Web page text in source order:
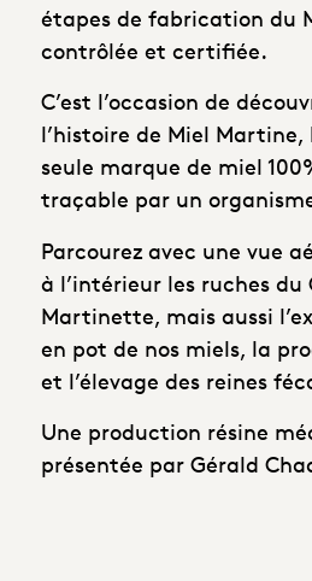
étapes de fabrication du
contrôlée et certifiée.
C’est l’occasion de
l’histoire de Miel
seule marque de miel
traçable par un
Parcourez avec une vue
à l’intérieur les ruches du
Martinette, mais aussi
en pot de nos miels, la
et l’élevage des reines
Une production résine
présentée par Gérald